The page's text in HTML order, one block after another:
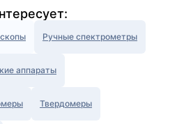
Ручные спектрометры
аппараты
Твердомеры